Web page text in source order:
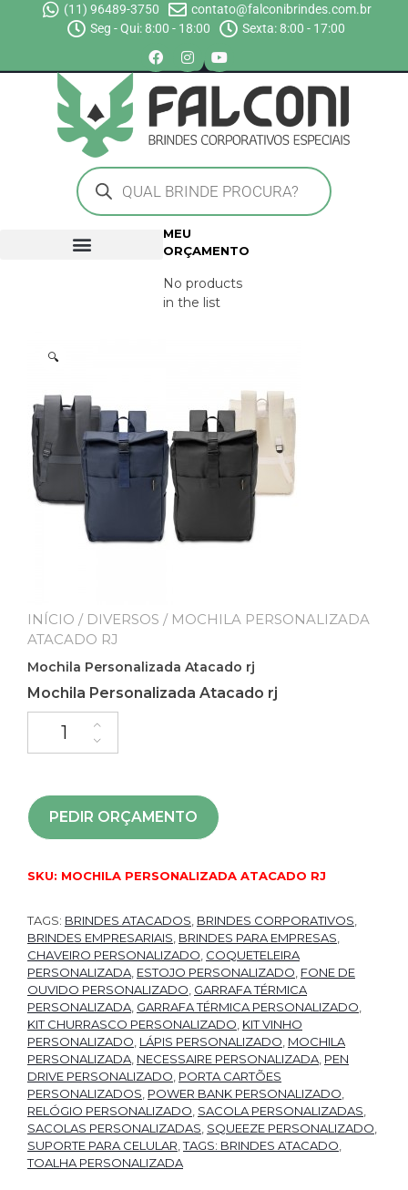
(11) 96489-3750
contato@falconibrindes.com.br
Seg - Qui: 8:00 - 18:00
Sexta: 8:00 - 17:00
MEU
ORÇAMENTO
No products
in the list
🔍
INÍCIO / DIVERSOS / MOCHILA PERSONALIZADA
ATACADO RJ
Mochila Personalizada Atacado rj
Mochila Personalizada Atacado rj
PEDIR ORÇAMENTO
SKU: MOCHILA PERSONALIZADA ATACADO RJ
TAGS: BRINDES ATACADOS BRINDES CORPORATIVOS
BRINDES EMPRESARIAIS BRINDES PARA EMPRESAS
CHAVEIRO PERSONALIZADO COQUETELEIRA
PERSONALIZADA ESTOJO PERSONALIZADO FONE DE
OUVIDO PERSONALIZADO GARRAFA TÉRMICA
PERSONALIZADA GARRAFA TÉRMICA PERSONALIZADO
KIT CHURRASCO PERSONALIZADO KIT VINHO
PERSONALIZADO LÁPIS PERSONALIZADO MOCHILA
PERSONALIZADA NECESSAIRE PERSONALIZADA PEN
DRIVE PERSONALIZADO PORTA CARTÕES
PERSONALIZADOS POWER BANK PERSONALIZADO
RELÓGIO PERSONALIZADO SACOLA PERSONALIZADAS
SACOLAS PERSONALIZADAS SQUEEZE PERSONALIZADO
SUPORTE PARA CELULAR ,TAGS: BRINDES ATACADO
TOALHA PERSONALIZADA